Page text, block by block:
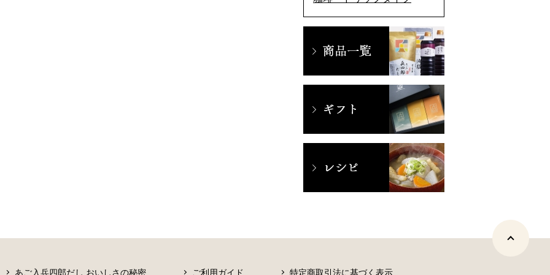
あご入兵四郎だし おいしさの秘密 ご利用ガイド 特定商取引法に基づく表示